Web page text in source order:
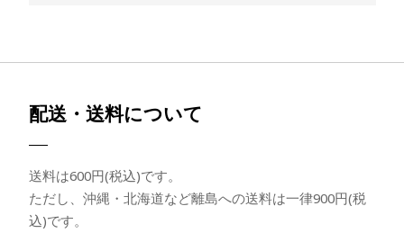
配送・送料について
送料は600円(税込)です。
ただし、沖縄・北海道など離島への送料は一律900円(税
込)です。